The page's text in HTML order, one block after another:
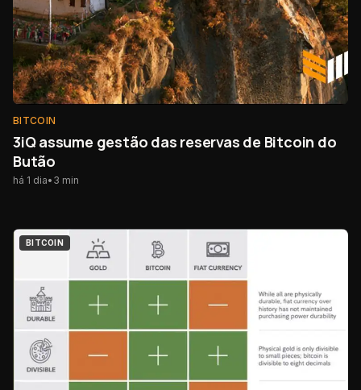
BITCOIN
3iQ assume gestão das reservas de Bitcoin do
Butão
há 1 dia• 3 min
BITCOIN